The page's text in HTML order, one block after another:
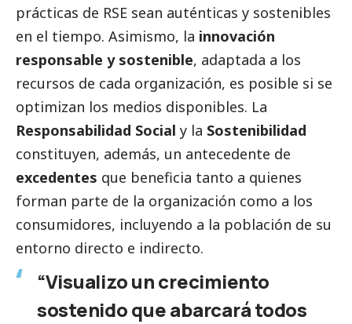
prácticas de RSE sean auténticas y sostenibles
en el tiempo. Asimismo, la innovación
responsable y sostenible, adaptada a los
recursos de cada organización, es posible si se
optimizan los medios disponibles. La
Responsabilidad Social y la Sostenibilidad
constituyen, además, un antecedente de
excedentes que beneficia tanto a quienes
forman parte de la organización como a los
consumidores, incluyendo a la población de su
entorno directo e indirecto.
“Visualizo un crecimiento
sostenido que abarcará todos